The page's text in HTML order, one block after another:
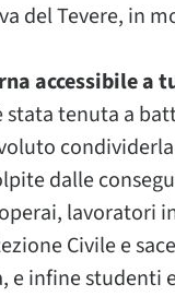
del Tevere, in
accessibile a
stata tenuta a
dalle
lavoratori
Civile e
e infine studenti